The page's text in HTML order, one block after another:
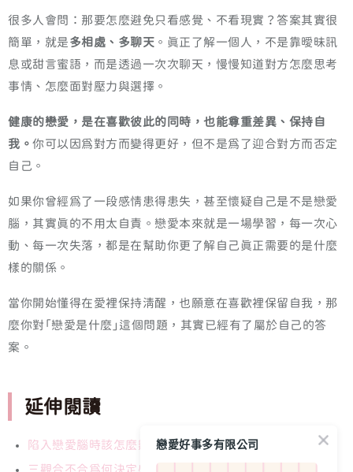
很多人會問：那要怎麼避免只看感覺、不看現實？答案其實很
簡單，就是 多相處、多聊天 。真正了解一個人，不是靠曖昧訊
息或甜言蜜語，而是透過一次次聊天，慢慢知道對方怎麼思考
事情、怎麼面對壓力與選擇。
健康的戀愛，是在喜歡彼此的同時，也能尊重差異、保持自
我。 你可以因為對方而變得更好，但不是為了迎合對方而否定
自己。
如果你曾經為了一段感情患得患失，甚至懷疑自己是不是戀愛
腦，其實真的不用太自責。戀愛本來就是一場學習，每一次心
動、每一次失落，都是在幫助你更了解自己真正需要的是什麼
樣的關係。
當你開始懂得在愛裡保持清醒，也願意在喜歡裡保留自我，那
麼你對「戀愛是什麼」這個問題，其實已經有了屬於自己的答
案。
延伸閱讀
陷入戀愛腦時該怎麼辦
三觀合不合為何決定感情長遠
戀愛好事多有限公司